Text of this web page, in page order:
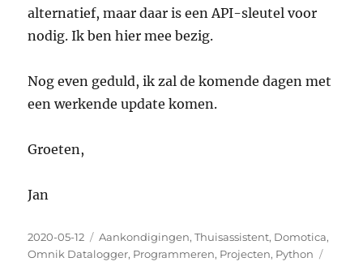
alternatief, maar daar is een API-sleutel voor
nodig. Ik ben hier mee bezig.
Nog even geduld, ik zal de komende dagen met
een werkende update komen.
Groeten,
Jan
Geplaatst
op
2020-05-12 Categorieën
Aankondigingen,Thuisassistent, Domotica,
Omnik Datalogger, Programmeren, Projecten, Python